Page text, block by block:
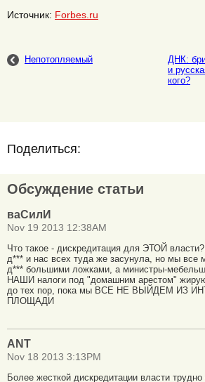
Источник: Forbes.ru
Непотопляемый
ДНК:
и
кого?
Поделиться:
Обсуждение статьи
ваСилИ
Nov 19 2013 12:38AM
Что такое - дискредитация для ЭТОЙ
д*** и нас всех туда же засунула, но мы все
д*** большими ложками, а министры-
НАШИ налоги под "домашним арестом"
до тех пор, пока мы ВСЕ НЕ ВЫЙДЕМ ИЗ
ПЛОЩАДИ
ANT
Nov 18 2013 3:13PM
Более жесткой дискредитации власти трудно